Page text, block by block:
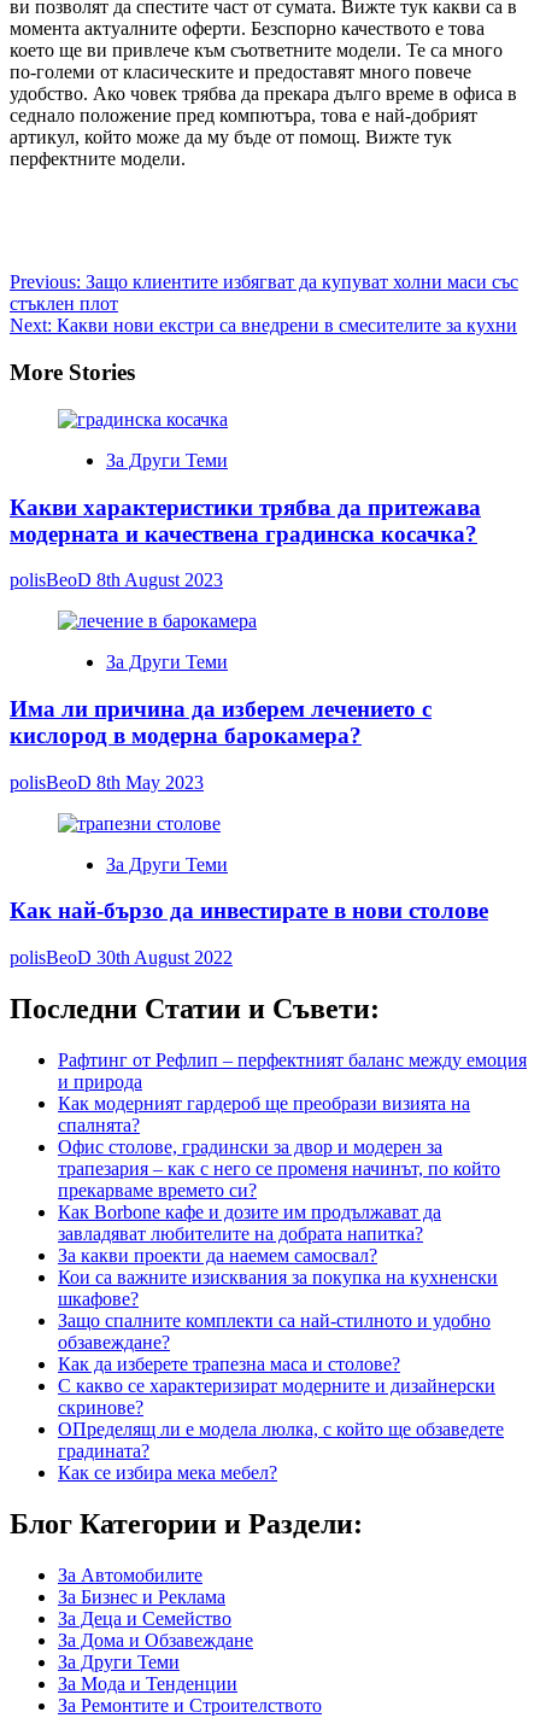
ви позволят да спестите част от сумата. Вижте тук какви са в
момента актуалните оферти. Безспорно качеството е това
което ще ви привлече към съответните модели. Те са много
по-големи от класическите и предоставят много повече
удобство. Ако човек трябва да прекара дълго време в офиса в
седнало положение пред компютъра, това е най-добрият
артикул, който може да му бъде от помощ. Вижте тук
перфектните модели.
Post
navigation
Previous: Защо клиентите избягват да купуват холни маси със
стъклен плот
Next: Какви нови екстри са внедрени в смесителите за кухни
More Stories
За Други Теми
Какви характеристики трябва да притежава
модерната и качествена градинска косачка?
polisBeoD 8th August 2023
За Други Теми
Има ли причина да изберем лечението с
кислород в модерна барокамера?
polisBeoD 8th May 2023
За Други Теми
Как най-бързо да инвестирате в нови столове
polisBeoD 30th August 2022
Последни Статии и Съвети:
Рафтинг от Рефлип – перфектният баланс между емоция
и природа
Как модерният гардероб ще преобрази визията на
спалнята?
Офис столове, градински за двор и модерен за
трапезария – как с него се променя начинът, по който
прекарваме времето си?
Как Borbone кафе и дозите им продължават да
завладяват любителите на добрата напитка?
За какви проекти да наемем самосвал?
Кои са важните изисквания за покупка на кухненски
шкафове?
Защо спалните комплекти са най-стилното и удобно
обзавеждане?
Как да изберете трапезна маса и столове?
С какво се характеризират модерните и дизайнерски
скринове?
ОПределящ ли е модела люлка, с който ще обзаведете
градината?
Как се избира мека мебел?
Блог Категории и Раздели:
За Автомобилите
За Бизнес и Реклама
За Деца и Семейство
За Дома и Обзавеждане
За Други Теми
За Мода и Тенденции
За Ремонтите и Строителството